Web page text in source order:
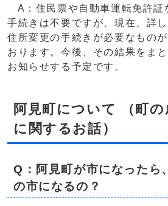
A：住民票や自動車運転免許証
手続きは不要ですが、現在、詳
住所変更の手続きが必要なもの
おります。今後、その結果をま
お知らせする予定です。
阿見町について （町
に関するお話）
Q：阿見町が市になったら
の市になるの？